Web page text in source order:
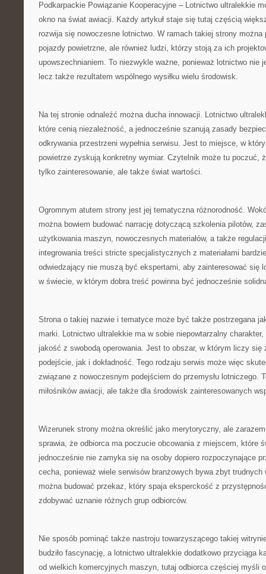
Podkarpackie Powiązanie Kooperacyjne – Lotnictwo ultralekkie
okno na świat awiacji. Każdy artykuł staje się tutaj częścią
rozwija się nowoczesne lotnictwo. W ramach takiej strony
pojazdy powietrzne, ale również ludzi, którzy stoją za ich
upowszechnianiem. To niezwykle ważne, ponieważ lotnictwo nie
lecz także rezultatem wspólnego wysiłku wielu środowisk.
Na tej stronie odnaleźć można ducha innowacji. Lotnictwo
które cenią niezależność, a jednocześnie szanują zasady
odkrywania przestrzeni wypełnia serwisu. Jest to miejsce, w
powietrze zyskują konkretny wymiar. Czytelnik może tu poczuć,
tylko zainteresowanie, ale także świat wartości.
Ogromnym atutem strony jest jej tematyczna różnorodność.
można bowiem budować narrację dotyczącą szkolenia pilotów,
użytkowania maszyn, nowoczesnych materiałów, a także
integrowania treści stricte specjalistycznych z materiałami
odwiedzający nie muszą być ekspertami, aby zainteresować się
w świecie, w którym dobra treść powinna być jednocześnie
Strona o takiej nazwie i tematyce może być także postrzegana
marki. Lotnictwo ultralekkie ma w sobie niepowtarzalny
jakość z swobodą operowania. Jest to obszar, w którym liczy się
podejście, jak i dokładność. Tego rodzaju serwis może więc
związane z nowoczesnym podejściem do przemysłu lotniczego.
miłośników awiacji, ale także dla środowisk zainteresowanych
Wizerunek strony można określić jako merytoryczny, ale
sprawia, że odbiorca ma poczucie obcowania z miejscem, które
jednocześnie nie zamyka się na osoby dopiero rozpoczynające
cecha, ponieważ wiele serwisów branżowych bywa zbyt
można budować przekaz, który spaja eksperckość z
zdobywać uznanie różnych grup odbiorców.
Nie sposób pominąć także nastroju towarzyszącego takiej
budziło fascynację, a lotnictwo ultralekkie dodatkowo przyciąga
od wielkich komercyjnych maszyn, tutaj odbiorca częściej myśli